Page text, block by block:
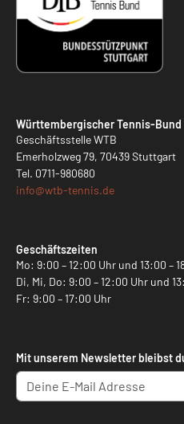
Württembergischer Tennis-Bund
Geschäftsstelle WTB
Emerholzweg 79, 70439 Stuttgart
Tel. 0711-980680
info@wtb-tennis.de
Geschäftszeiten
Mo: 9:00 – 12:00 Uhr und 13:00 –
Di, Mi, Do: 9:00 – 12:00 Uhr und
Fr: 9:00 – 17:00 Uhr
Mit unserem Newsletter bleibst